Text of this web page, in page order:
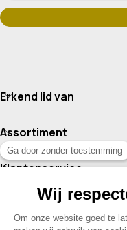
Erkend lid van
Assortiment
Klantenservice
Contact